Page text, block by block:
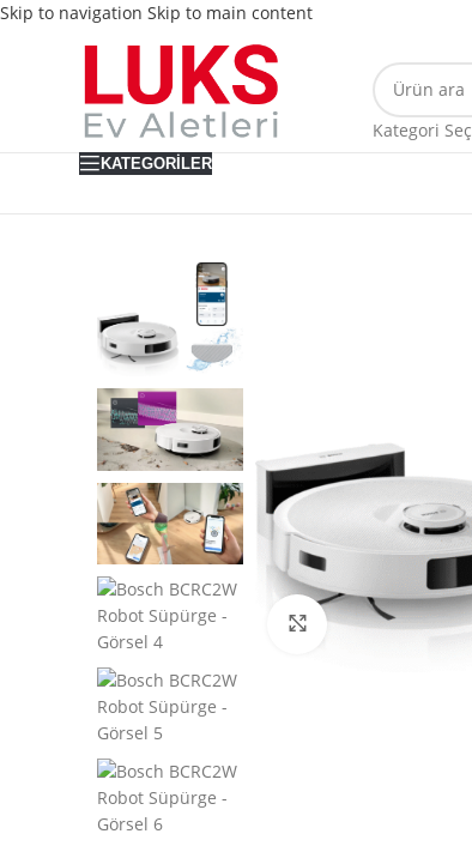
Skip to navigation Skip to main content
Kategori Seç
KATEGORILER
Click to enlarge